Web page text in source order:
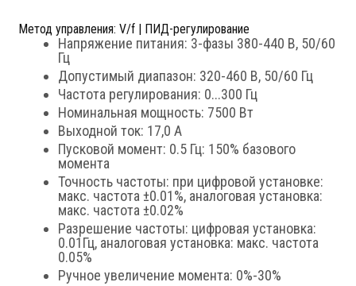
Метод управления: V/f | ПИД-регулирование
Напряжение питания: 3-фазы 380-440 В, 50/60
Гц
Допустимый диапазон: 320-460 В, 50/60 Гц
Частота регулирования: 0...300 Гц
Номинальная мощность: 7500 Вт
Выходной ток: 17,0 А
Пусковой момент: 0.5 Гц: 150% базового
момента
Точность частоты: при цифровой установке:
макс. частота ±0.01%, аналоговая установка:
макс. частота ±0.02%
Разрешение частоты: цифровая установка:
0.01Гц, аналоговая установка: макс. частота
0.05%
Ручное увеличение момента: 0%-30%